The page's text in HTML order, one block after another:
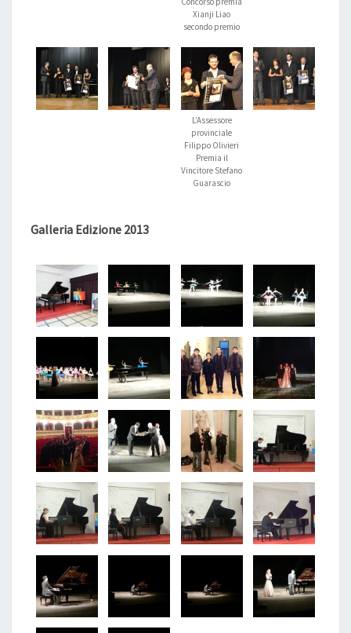
Xianji Liao
secondo premio
L’Assessore
provinciale
Filippo Olivieri
Premia il
Vincitore Stefano
Guarascio
Galleria Edizione 2013